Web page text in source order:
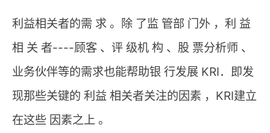
利益相关者的需 求 。除 了监 管部 门外 ，利 益
相 关 者----顾客 、评 级机 构 、股 票分析师 、
业务伙伴等的需求也能帮助银 行发展 KRI．即发
现那些关键的 利益 相关者关注的因素 ，KRI建立
在这些 因素之上 。